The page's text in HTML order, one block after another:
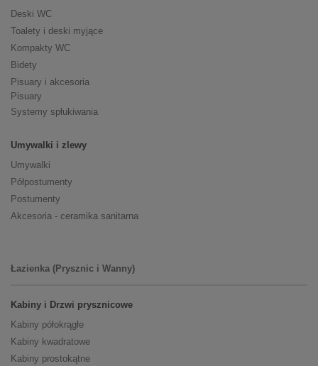
Deski WC
Toalety i deski myjące
Kompakty WC
Bidety
Pisuary i akcesoria
Pisuary
Systemy spłukiwania
Umywalki i zlewy
Umywalki
Półpostumenty
Postumenty
Akcesoria - ceramika sanitarna
Łazienka (Prysznic i Wanny)
Kabiny i Drzwi prysznicowe
Kabiny półokrągłe
Kabiny kwadratowe
Kabiny prostokątne